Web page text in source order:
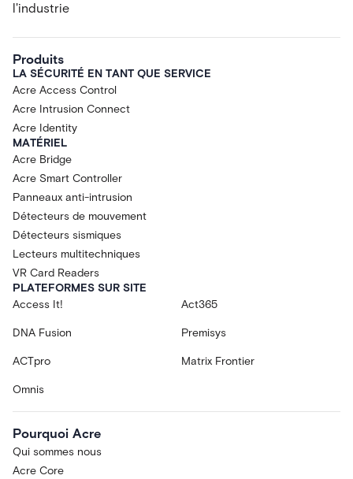
l'industrie
Produits
LA SÉCURITÉ EN TANT QUE SERVICE
Acre Access Control
Acre Intrusion Connect
Acre Identity
MATÉRIEL
Acre Bridge
Acre Smart Controller
Panneaux anti-intrusion
Détecteurs de mouvement
Détecteurs sismiques
Lecteurs multitechniques
VR Card Readers
PLATEFORMES SUR SITE
Access It!
Act365
DNA Fusion Premisys
ACTpro Matrix Frontier
Omnis
Pourquoi Acre
Qui sommes nous
Acre Core